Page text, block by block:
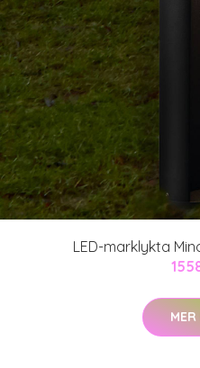
LED-marklykta